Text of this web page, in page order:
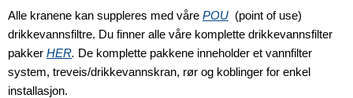
Alle kranene kan suppleres med våre POU (point of use)
drikkevannsfiltre. Du finner alle våre komplette drikkevannsfilter
pakker HER. De komplette pakkene inneholder et vannfilter
system, treveis/drikkevannskran, rør og koblinger for enkel
installasjon.